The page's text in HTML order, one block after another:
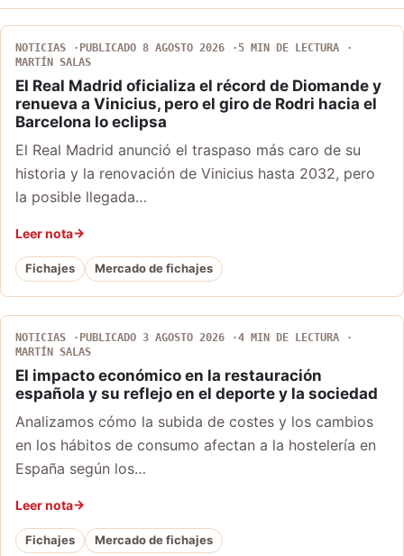
NOTICIAS PUBLICADO 8 AGOSTO 2026
5 MIN DE LECTURA
MARTÍN SALAS
El Real Madrid oficializa el récord de Diomande y
renueva a Vinicius, pero el giro de Rodri hacia el
Barcelona lo eclipsa
El Real Madrid anunció el traspaso más caro de su
historia y la renovación de Vinicius hasta 2032, pero
la posible llegada…
Leer nota
Fichajes Mercado de fichajes
NOTICIAS PUBLICADO 3 AGOSTO 2026
4 MIN DE LECTURA
MARTÍN SALAS
El impacto económico en la restauración
española y su reflejo en el deporte y la sociedad
Analizamos cómo la subida de costes y los cambios
en los hábitos de consumo afectan a la hostelería en
España según los…
Leer nota
Fichajes Mercado de fichajes